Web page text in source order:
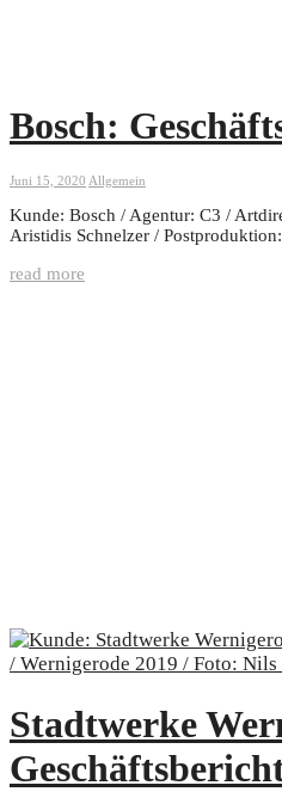
Bosch:
Juni 15, 2020 Allgemein
Kunde: Bosch / Agentur: C3 /
Aristidis Schnelzer /
read more
Stadtwerke